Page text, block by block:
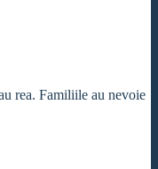
rea. Familiile au nevoie